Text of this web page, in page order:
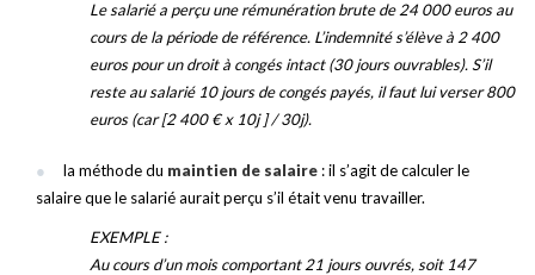
Le salarié a perçu une rémunération brute de 24 000 euros au
cours de la période de référence. L’indemnité s’élève à 2 400
euros pour un droit à congés intact (30 jours ouvrables). S’il
reste au salarié 10 jours de congés payés, il faut lui verser 800
euros (car [2 400 € x 10j ] / 30j).
la méthode du maintien de salaire : il s’agit de calculer le
salaire que le salarié aurait perçu s’il était venu travailler.
EXEMPLE :
Au cours d’un mois comportant 21 jours ouvrés, soit 147